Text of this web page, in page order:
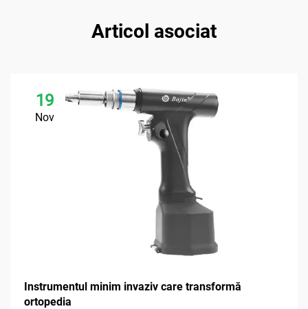
Articol asociat
19
Nov
Instrumentul minim invaziv care transformă
ortopedia